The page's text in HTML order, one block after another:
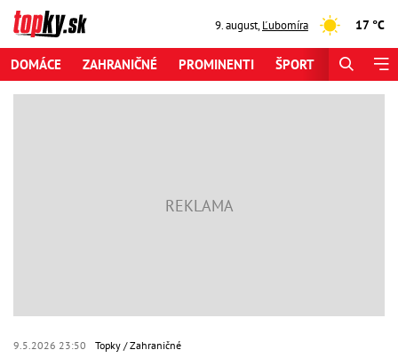
9. august,Ľubomíra 17 °C
DOMÁCE ZAHRANIČNÉ PROMINENTI ŠPORT
9.5.2026 23:50 Topky Zahraničné